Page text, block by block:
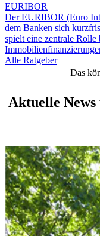
EURIBOR
Der EURIBOR (Euro
dem Banken sich
spielt eine zentrale
Alle Ratgeber
Das
Aktuelle News